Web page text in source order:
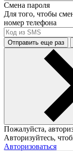
Смена пароля
Для того, чтобы
номер телефона
Отправить еще раз
Пожалуйста,
Авторизуйтесь,
Авторизоваться